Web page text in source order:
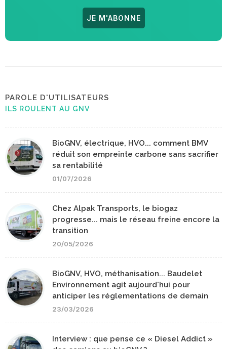
JE M'ABONNE
PAROLE D'UTILISATEURS
ILS ROULENT AU GNV
BioGNV, électrique, HVO... comment BMV
réduit son empreinte carbone sans sacrifier
sa rentabilité
01/07/2026
Chez Alpak Transports, le biogaz
progresse... mais le réseau freine encore la
transition
20/05/2026
BioGNV, HVO, méthanisation... Baudelet
Environnement agit aujourd'hui pour
anticiper les réglementations de demain
23/03/2026
Interview : que pense ce « Diesel Addict »